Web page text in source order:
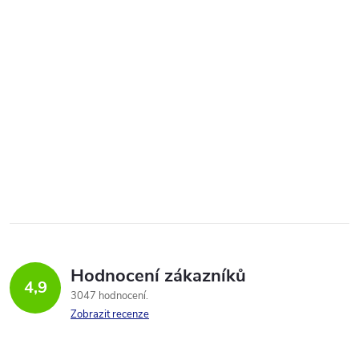
4,9 Hodnocení zákazníků
3047 hodnocení
Zobrazit recenze